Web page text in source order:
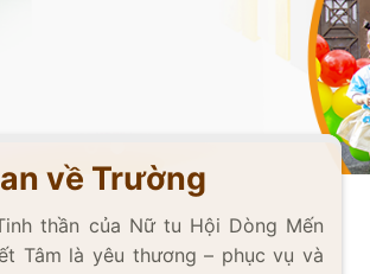
về Trường
thần của Nữ tu Hội Dòng Mến
Tâm là yêu thương – phục vụ và